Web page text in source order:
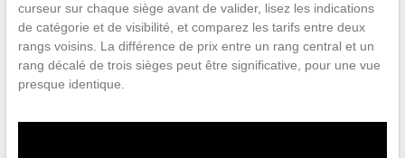
curseur sur chaque siège avant de valider, lisez les indications
de catégorie et de visibilité, et comparez les tarifs entre deux
rangs voisins. La différence de prix entre un rang central et un
rang décalé de trois sièges peut être significative, pour une vue
presque identique.